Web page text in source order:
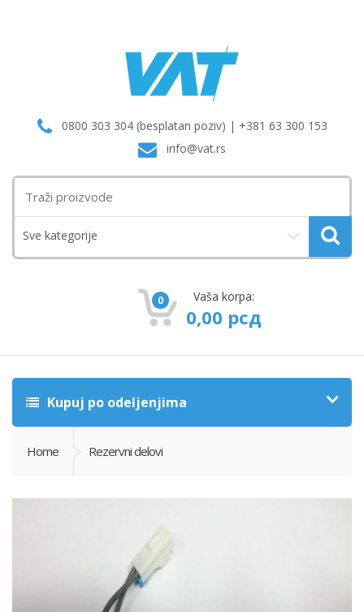
0800 303 304 (besplatan poziv) | +381 63 300 153
info@vat.rs
Sve kategorije
0 Vaša korpa:
0,00 рсд
Kupuj po odeljenjima
Home Rezervni delovi